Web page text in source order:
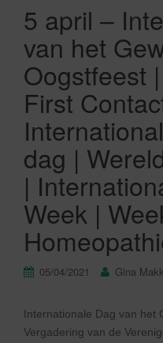
5 april –
van het
Oogstfeest
First
dag |
|
Week |
05/04/2021 Gina
Internationale Dag van het
Vergadering van de